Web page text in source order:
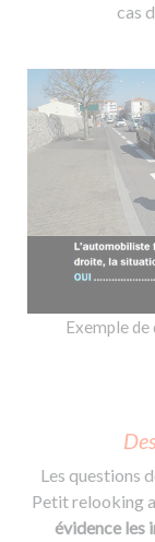
cas
Exemple
Les questions
Petit relooking
évidence les